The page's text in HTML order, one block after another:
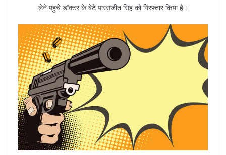
लेने पहुंचे डॉक्टर के बेटे पारसजीत सिंह को गिरफ्तार किया है।